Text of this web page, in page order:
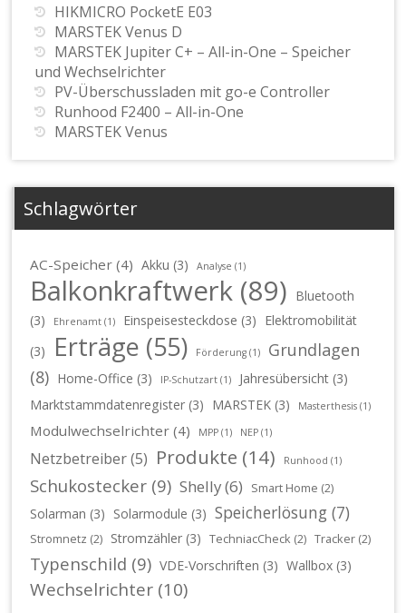
HIKMICRO PocketE E03
MARSTEK Venus D
MARSTEK Jupiter C+ – All-in-One – Speicher
und Wechselrichter
PV-Überschussladen mit go-e Controller
Runhood F2400 – All-in-One
MARSTEK Venus
Schlagwörter
AC-Speicher (4) Akku (3) Analyse (1)
Balkonkraftwerk (89) Bluetooth
(3)
Ehrenamt (1) Einspeisesteckdose (3) Elektromobilität
(3)
Erträge (55) Förderung (1)
Grundlagen
(8) Home-Office (3) IP-Schutzart (1) Jahresübersicht (3)
Marktstammdatenregister (3) MARSTEK (3) Masterthesis (1)
Modulwechselrichter (4) MPP (1) NEP (1)
Netzbetreiber(5) Produkte (14) Runhood (1)
Schukostecker (9) Shelly(6) Smart Home (2)
Solarman (3) Solarmodule (3) Speicherlösung (7)
Stromnetz (2) Stromzähler (3) TechniacCheck (2) Tracker (2)
Typenschild (9) VDE-Vorschriften (3) Wallbox (3)
Wechselrichter (10)